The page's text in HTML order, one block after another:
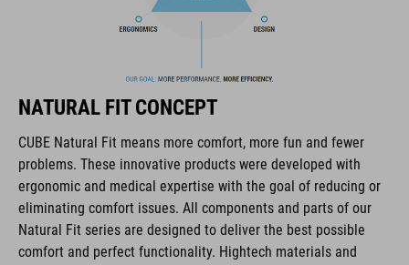
La marque CUBE est synonyme de produits innovants et de
haute qualité qui sont toujours orientés sur les tendances
actuelles. Les produits sont parfaitement ajustés les uns aux
autres par la coopération étroite des designers dans le
développement des accessoires et des vélos et engendrent
ainsi la meilleure combinaison en matière de design, de
NATURAL FIT CONCEPT
CUBE Natural Fit means more comfort, more fun and fewer
problems. These innovative products were developed with
ergonomic and medical expertise with the goal of reducing or
eliminating comfort issues. All components and parts of our
Natural Fit series are designed to deliver the best possible
comfort and perfect functionality. Hightech materials and